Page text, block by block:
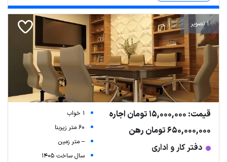
1 تصویر
قیمت: 15,000,000 تومان اجاره
650,000,000 تومان رهن
دفتر کار و اداری
1 خواب
60 متر زیربنا
-- متر زمین
سال ساخت 1405